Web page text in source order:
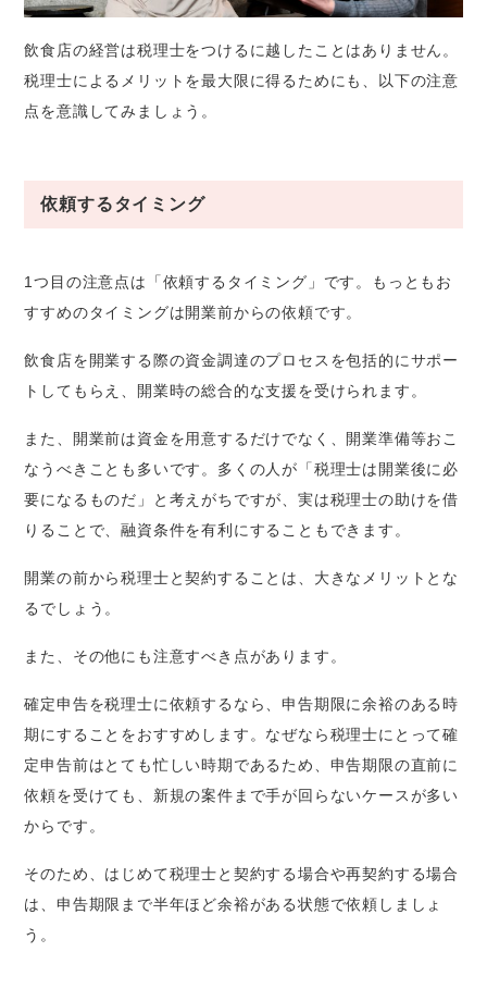
飲食店の経営は税理士をつけるに越したことはありません。
税理士によるメリットを最大限に得るためにも、以下の注意
点を意識してみましょう。
依頼するタイミング
1つ目の注意点は「依頼するタイミング」です。もっともお
すすめのタイミングは開業前からの依頼です。
飲食店を開業する際の資金調達のプロセスを包括的にサポー
トしてもらえ、開業時の総合的な支援を受けられます。
また、開業前は資金を用意するだけでなく、開業準備等おこ
なうべきことも多いです。多くの人が「税理士は開業後に必
要になるものだ」と考えがちですが、実は税理士の助けを借
りることで、融資条件を有利にすることもできます。
開業の前から税理士と契約することは、大きなメリットとな
るでしょう。
また、その他にも注意すべき点があります。
確定申告を税理士に依頼するなら、申告期限に余裕のある時
期にすることをおすすめします。なぜなら税理士にとって確
定申告前はとても忙しい時期であるため、申告期限の直前に
依頼を受けても、新規の案件まで手が回らないケースが多い
からです。
そのため、はじめて税理士と契約する場合や再契約する場合
は、申告期限まで半年ほど余裕がある状態で依頼しましょ
う。